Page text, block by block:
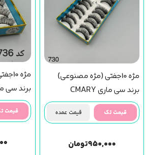
مژه 10جفتی (مژه مصنوعی)
برند سی ماری CMARY
(کد730)
قیمت تک قیمت عمده
۹۵۰,۰۰۰تومان
مژه
(کد736)
قیمت